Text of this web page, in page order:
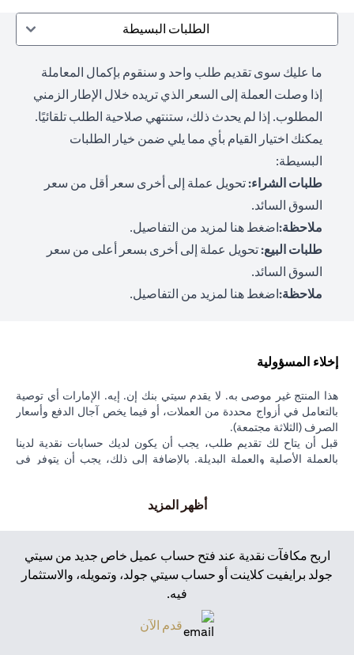
الطلبات البسيطة
ما عليك سوى تقديم طلب واحد و سنقوم بإكمال المعاملة
إذا وصلت العملة إلى السعر الذي تريده خلال الإطار الزمني
المطلوب. إذا لم يحدث ذلك، ستنتهي صلاحية الطلب تلقائيًا.
يمكنك اختيار القيام بأي مما يلي ضمن خيار الطلبات
البسيطة:
طلبات الشراء:تحويل عملة إلى أخرى سعر أقل من سعر
السوق السائد.
ملاحظة:اضغط هنا لمزيد من التفاصيل(opens in a new tab).
طلبات البيع:تحويل عملة إلى أخرى بسعر أعلى من سعر
السوق السائد.
ملاحظة:اضغط هنا لمزيد من التفاصيل(opens in a new tab).
إخلاء المسؤولية
هذا المنتج غير موصى به. لا يقدم سيتي بنك إن. إيه. الإمارات أي توصية
بالتعامل في أزواج محددة من العملات، أو فيما يخص آجال الدفع وأسعار
الصرف (الثلاثة مجتمعة).
قبل أن يتاح لك تقديم طلب، يجب أن يكون لديك حسابات نقدية لدينا
بالعملة الأصلية والعملة البديلة. بالإضافة إلى ذلك، يجب أن يتوفر في
متاحًا لك خلال مدة الطلب. يتم تحصيل عمولة على جميع الطلبات لصالح
سيتي، وسيقوم سيتي بالإفصاح عن هذه العمولة لك قبل تقديم الطلب.
يمكنك تحديد أي سعر مراقبة لطلب ما، مع مراعاة الحد الأدنى من "هامش
أمان " (بمعنى أن سعر المراقبة المحدد يجب أن يكون نسبة مئوية دنيا
أعلى أو أقل من سعر السوق الحالي في وقت تقديم الطلب). إذا قمت
لاحقًا بتغيير سعر المراقبة لطلب ما، فسيكون سعر المراقبة الجديد الذي
أظهر المزيد
اربح مكافآت نقدية عند فتح حساب عميل خاص جديد من سيتي
جولد برايفيت كلاينت أو حساب سيتي جولد، وتمويله، والاستثمار
فيه.
قدم الآن